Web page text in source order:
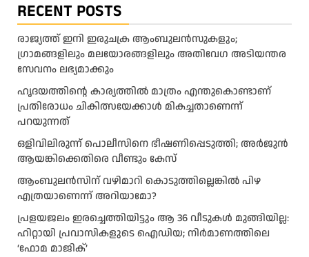
RECENT POSTS
രാജ്യത്ത് ഇനി ഇരുചക്ര ആംബുലന്‍സുകളും;
ഗ്രാമങ്ങളിലും മലയോരങ്ങളിലും അതിവേഗ അടിയന്തര
സേവനം ലഭ്യമാക്കും
ഹൃദയത്തിന്റെ കാര്യത്തിൽ മാത്രം എന്തുകൊണ്ടാണ്
പ്രതിരോധം ചികിത്സയേക്കാൾ മികച്ചതാണെന്ന്
പറയുന്നത്
ഒളിവിലിരുന്ന് പൊലീസിനെ ഭീഷണിപ്പെടുത്തി; അർജുൻ
ആയങ്കിക്കെതിരെ വീണ്ടും കേസ്
ആംബുലന്‍സിന് വഴിമാറി കൊടുത്തില്ലെങ്കില്‍ പിഴ
എത്രയാണെന്ന് അറിയാമോ?
പ്രളയജലം ഇരച്ചെത്തിയിട്ടും ആ 36 വീടുകൾ മുങ്ങിയില്ല:
ഹിറ്റായി പ്രവാസികളുടെ ഐഡിയ; നിർമാണത്തിലെ
‘ഫോമ മാജിക്’